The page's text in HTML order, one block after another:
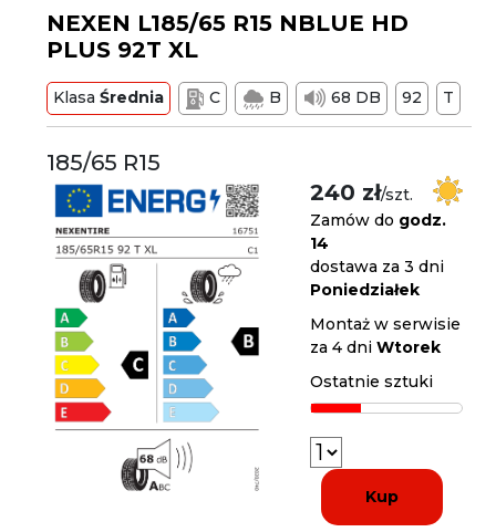
NEXEN L185/65 R15 NBLUE HD
PLUS 92T XL
KlasaŚrednia C B 68 DB 92 T
185/65 R15
240 zł/szt.
Zamów do godz.
14
dostawa za 3 dni
Poniedziałek
Montaż w serwisie
za 4 dniWtorek
Ostatnie sztuki
Kup